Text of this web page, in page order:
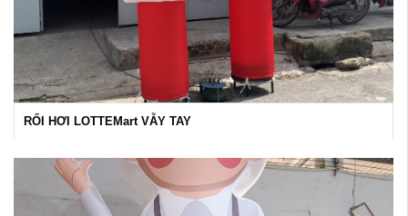
RỐI HƠI LOTTEMart VẪY TAY